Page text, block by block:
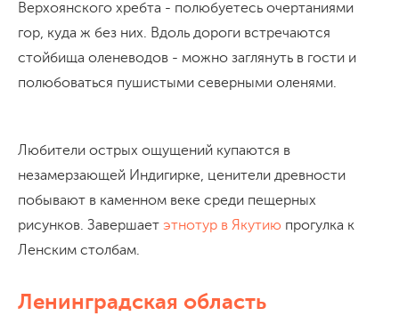
Верхоянского хребта - полюбуетесь очертаниями
гор, куда ж без них. Вдоль дороги встречаются
стойбища оленеводов - можно заглянуть в гости и
полюбоваться пушистыми северными оленями.
Любители острых ощущений купаются в
незамерзающей Индигирке, ценители древности
побывают в каменном веке среди пещерных
рисунков. Завершает этнотур в Якутию прогулка к
Ленским столбам.
Ленинградская область